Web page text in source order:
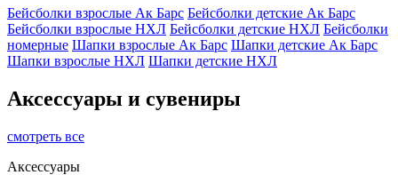
Бейсболки взрослые Ак Барс Бейсболки детские Ак Барс
Бейсболки взрослые НХЛ Бейсболки детские НХЛ Бейсболки
номерные Шапки взрослые Ак Барс Шапки детские Ак Барс
Шапки взрослые НХЛ Шапки детские НХЛ
Аксессуары и сувениры
смотреть все
Аксессуары